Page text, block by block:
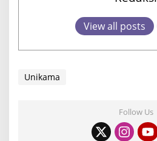
View all posts
Unikama
Follow Us